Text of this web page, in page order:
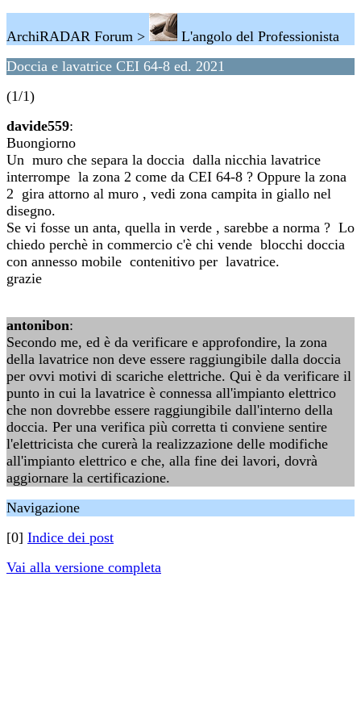
ArchiRADAR Forum >
L'angolo del Professionista
Doccia e lavatrice CEI 64-8 ed. 2021
(1/1)
davide559:
Buongiorno
Un muro che separa la doccia dalla nicchia lavatrice
interrompe la zona 2 come da CEI 64-8 ? Oppure la zona
2 gira attorno al muro , vedi zona campita in giallo nel
disegno.
Se vi fosse un anta, quella in verde , sarebbe a norma ? Lo
chiedo perchè in commercio c'è chi vende blocchi doccia
con annesso mobile contenitivo per lavatrice.
grazie
antonibon:
Secondo me, ed è da verificare e approfondire, la zona
della lavatrice non deve essere raggiungibile dalla doccia
per ovvi motivi di scariche elettriche. Qui è da verificare il
punto in cui la lavatrice è connessa all'impianto elettrico
che non dovrebbe essere raggiungibile dall'interno della
doccia. Per una verifica più corretta ti conviene sentire
l'elettricista che curerà la realizzazione delle modifiche
all'impianto elettrico e che, alla fine dei lavori, dovrà
aggiornare la certificazione.
Navigazione
[0] Indice dei post
Vai alla versione completa